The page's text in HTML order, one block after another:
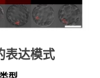
表达模式